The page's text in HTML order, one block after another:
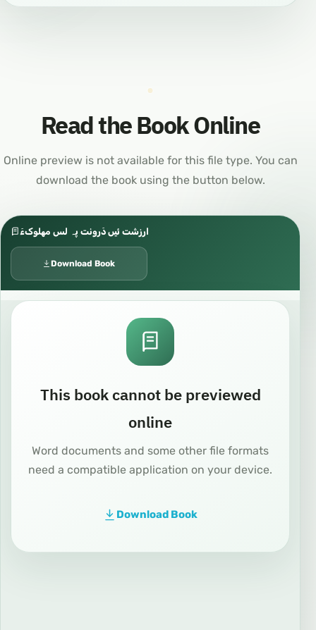
Read the Book Online
Online preview is not available for this file type. You can
download the book using the button below.
ارزشت ئیں دَرونت پہ لس مھلوکءَ
Download Book
This book cannot be previewed
online
Word documents and some other file formats
need a compatible application on your device.
Download Book